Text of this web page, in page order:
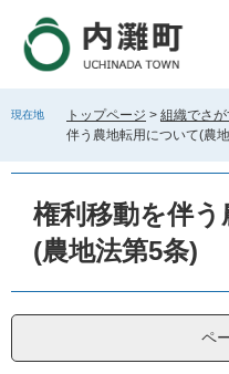
す
し
現在地 トップページ > 組織でさ
伴う農地転用について(農
権利移動を伴
(農地法第5条)
ペ